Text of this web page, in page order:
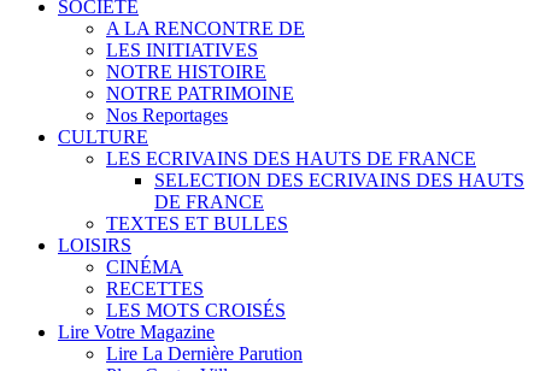
SOCIETE
A LA RENCONTRE DE
LES INITIATIVES
NOTRE HISTOIRE
NOTRE PATRIMOINE
Nos Reportages
CULTURE
LES ECRIVAINS DES HAUTS DE FRANCE
SELECTION DES ECRIVAINS DES HAUTS
DE FRANCE
TEXTES ET BULLES
LOISIRS
CINÉMA
RECETTES
LES MOTS CROISÉS
Lire Votre Magazine
Lire La Dernière Parution